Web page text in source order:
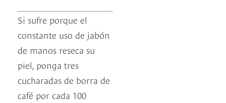
Si sufre porque el
constante uso de jabón
de manos reseca su
piel, ponga tres
cucharadas de borra de
café por cada 100